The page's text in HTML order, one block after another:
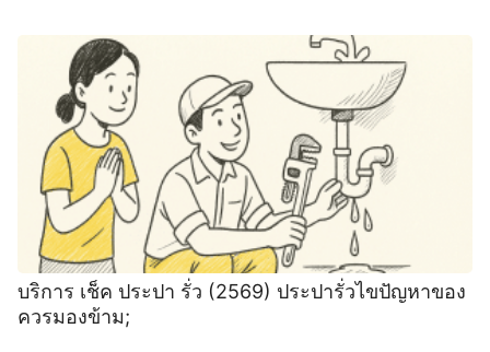
บริการ เช็ค ประปา รั่ว (2569) ประปารั่วไขปัญหาของ
ควรมองข้าม;